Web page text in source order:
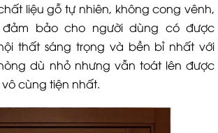
liệu gỗ tự nhiên, không cong vênh,
đảm bảo cho người dùng có được
thất sáng trọng và bền bỉ nhất với
dù nhỏ nhưng vẫn toát lên được
cùng tiện nhất.